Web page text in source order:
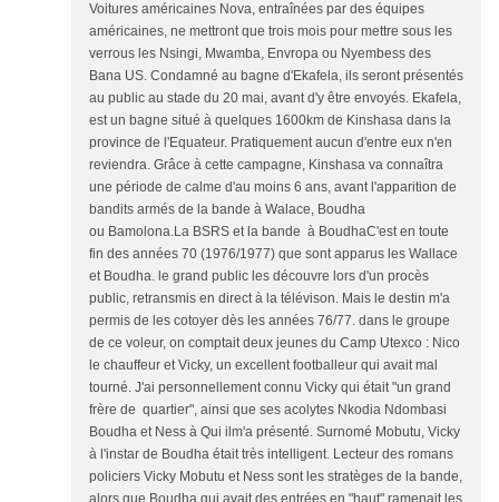
Voitures américaines Nova, entraînées par des équipes
américaines, ne mettront que trois mois pour mettre sous les
verrous les Nsingi, Mwamba, Envropa ou Nyembess des
Bana US. Condamné au bagne d'Ekafela, ils seront présentés
au public au stade du 20 mai, avant d'y être envoyés. Ekafela,
est un bagne situé à quelques 1600km de Kinshasa dans la
province de l'Equateur. Pratiquement aucun d'entre eux n'en
reviendra. Grâce à cette campagne, Kinshasa va connaîtra
une période de calme d'au moins 6 ans, avant l'apparition de
bandits armés de la bande à Walace, Boudha
ou Bamolona.La BSRS et la bande à BoudhaC'est en toute
fin des années 70 (1976/1977) que sont apparus les Wallace
et Boudha. le grand public les découvre lors d'un procès
public, retransmis en direct à la télévison. Mais le destin m'a
permis de les cotoyer dès les années 76/77. dans le groupe
de ce voleur, on comptait deux jeunes du Camp Utexco : Nico
le chauffeur et Vicky, un excellent footballeur qui avait mal
tourné. J'ai personnellement connu Vicky qui était "un grand
frère de quartier", ainsi que ses acolytes Nkodia Ndombasi
Boudha et Ness à Qui ilm'a présenté. Surnomé Mobutu, Vicky
à l'instar de Boudha était très intelligent. Lecteur des romans
policiers Vicky Mobutu et Ness sont les stratèges de la bande,
alors que Boudha qui avait des entrées en "haut" ramenait les